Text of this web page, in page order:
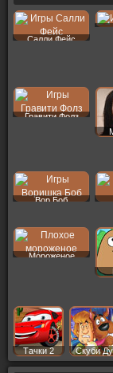
Салли Фейс
Гравити Фолз
Вор Боб
Мороженое
Тачки 2 Скуби Ду